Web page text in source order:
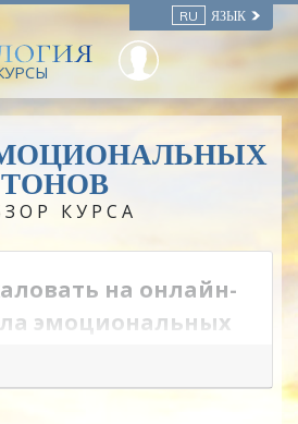
RU ЯЗЫК
ТОНОВ
КУРСА
на онлайн-
эмоциональных